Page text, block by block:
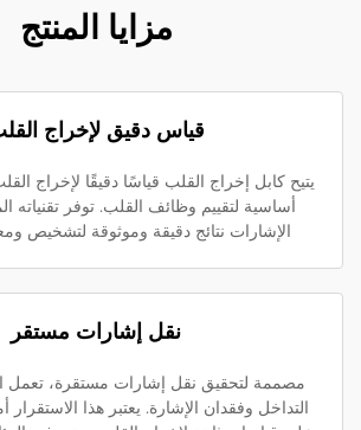
مزايا المنتج
قياس دقيق لإخراج
يتيح كابل إخراج القلب قياسًا دقيقًا لإخراج
أساسية لتقييم وظائف القلب. توفر تقنياته
الإشارات نتائج دقيقة وموثوقة لتشخيص
نقل إشارات مستقر
مصممة لتحقيق نقل إشارات مستقرة، تعمل
التداخل وفقدان الإشارة. يعتبر هذا الاستقرار